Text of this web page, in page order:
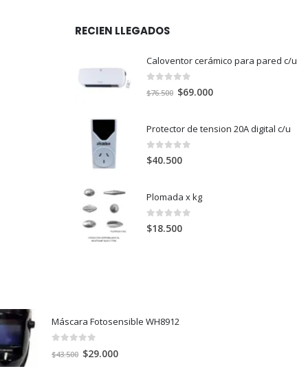
RECIEN LLEGADOS
Caloventor cerámico para pared c/u
out of 5
$76.500 El
era:
$76.500.
$69.000El
es:
Protector de tension 20A digital c/u
0 out of 5
$40.500
Plomada x kg
0 out of 5
$18.500
Máscara Fotosensible WH8912
out of 5
$43.500 El
$29.000El